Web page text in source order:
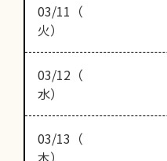
03/11（
火）
03/12（
水）
03/13（
木）